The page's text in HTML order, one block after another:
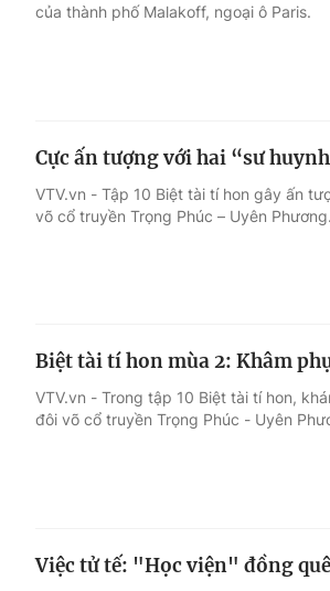
của thành phố Malakoff, ngoại ô Paris.
Cực ấn tượng với hai “sư
VTV.vn - Tập 10 Biệt tài tí hon gây ấn
võ cổ truyền Trọng Phúc – Uyên Phương.
Biệt tài tí hon mùa 2: Khâm
VTV.vn - Trong tập 10 Biệt tài tí hon,
đôi võ cổ truyền Trọng Phúc - Uyên
Việc tử tế: "Học viện" đồng quê